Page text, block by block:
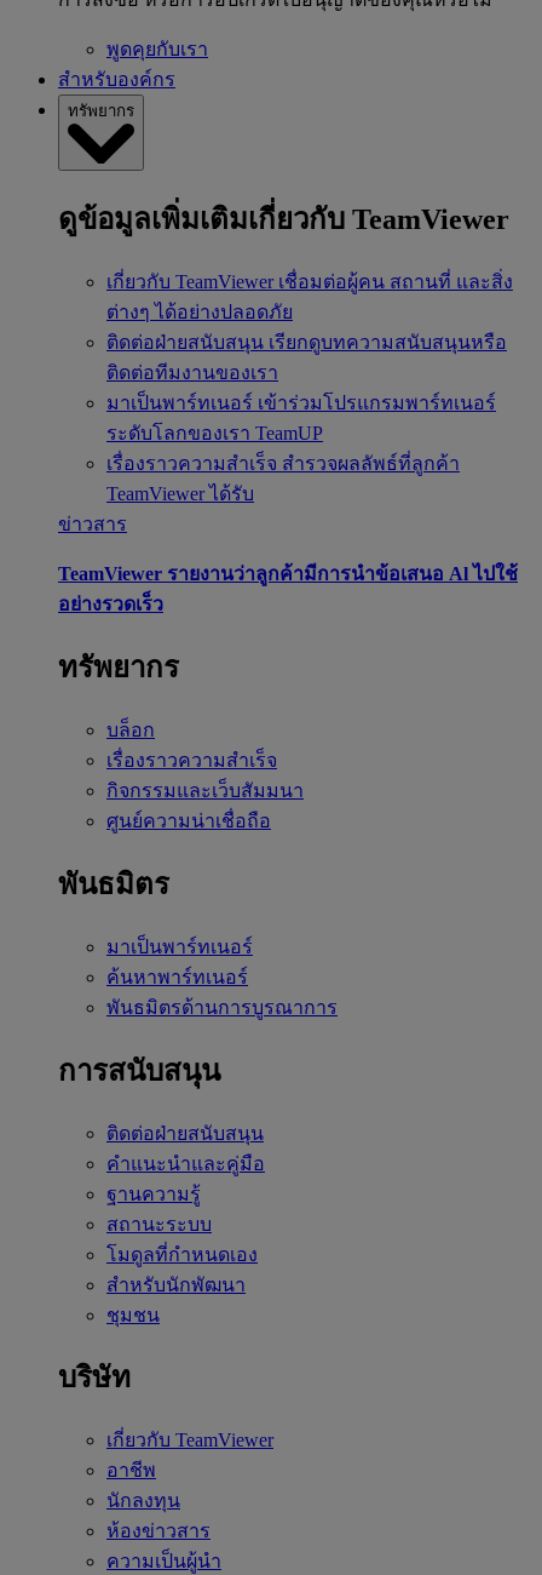
พูดคุยกับเรา
สำหรับองค์กร
ทรัพยากร
ดูข้อมูลเพิ่มเติมเกี่ยวกับ TeamViewer
เกี่ยวกับ TeamViewer เชื่อมต่อผู้คน สถานที่ และสิ่ง
ต่างๆ ได้อย่างปลอดภัย
ติดต่อฝ่ายสนับสนุน เรียกดูบทความสนับสนุนหรือ
ติดต่อทีมงานของเรา
มาเป็นพาร์ทเนอร์ เข้าร่วมโปรแกรมพาร์ทเนอร์
ระดับโลกของเรา TeamUP
เรื่องราวความสำเร็จ สำรวจผลลัพธ์ที่ลูกค้า
TeamViewer ได้รับ
ข่าวสาร
TeamViewer รายงานว่าลูกค้ามีการนำข้อเสนอ Al ไปใช้
อย่างรวดเร็ว
ทรัพยากร
บล็อก
เรื่องราวความสำเร็จ
กิจกรรมและเว็บสัมมนา
ศูนย์ความน่าเชื่อถือ
พันธมิตร
มาเป็นพาร์ทเนอร์
ค้นหาพาร์ทเนอร์
พันธมิตรด้านการบูรณาการ
การสนับสนุน
ติดต่อฝ่ายสนับสนุน
คำแนะนำและคู่มือ
ฐานความรู้
สถานะระบบ
โมดูลที่กำหนดเอง
สำหรับนักพัฒนา
ชุมชน
บริษัท
เกี่ยวกับ TeamViewer
อาชีพ
นักลงทุน
ห้องข่าวสาร
ความเป็นผู้นำ